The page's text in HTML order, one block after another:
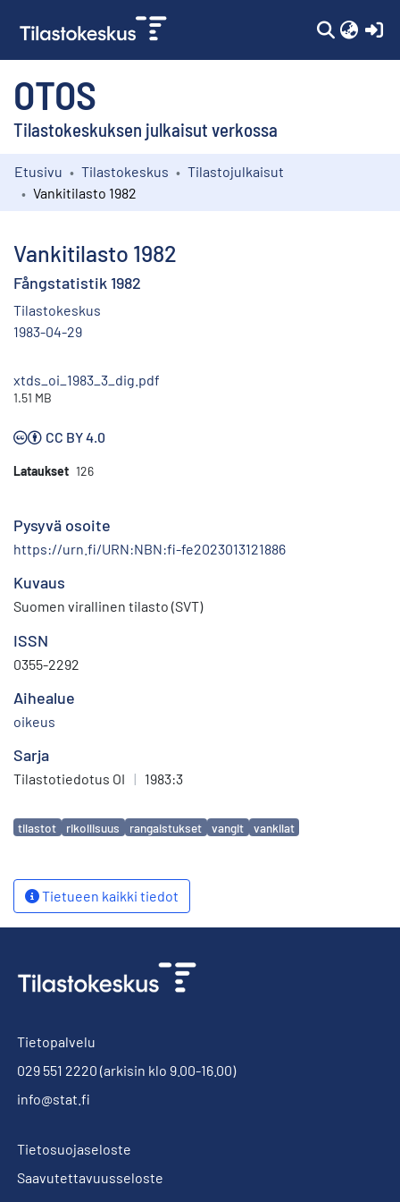
OTOS
Tilastokeskuksen julkaisut verkossa
Kokoelmat
Etusivu Tilastokeskus
Tilastojulkaisut
Vankitilasto 1982
Vankitilasto 1982
Fångstatistik 1982
Tilastokeskus
1983-04-29
xtds_oi_1983_3_dig.pdf
1.51 MB
CC BY 4.0
Lataukset 126
Pysyvä osoite
https://urn.fi/URN:NBN:fi-fe2023013121886
Kuvaus
Suomen virallinen tilasto (SVT)
ISSN
0355-2292
Aihealue
oikeus
Sarja
Tilastotiedotus OI | 1983:3
Avainsanat
tilastot rikollisuus rangaistukset vangit vankilat
Tietueen kaikki tiedot
Tietopalvelu
029 551 2220 (arkisin klo 9.00-16.00)
info@stat.fi
Tietosuojaseloste
Saavutettavuusseloste